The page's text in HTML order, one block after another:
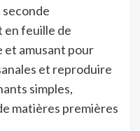
en feuille de
et amusant pour
et reproduire
simples,
matières premières